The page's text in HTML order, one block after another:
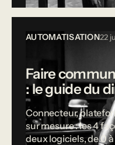
AUTOMATISATION22
Faire
: le guide du
Connecteur,
sur mesure : les 4
deux logiciels, de 0